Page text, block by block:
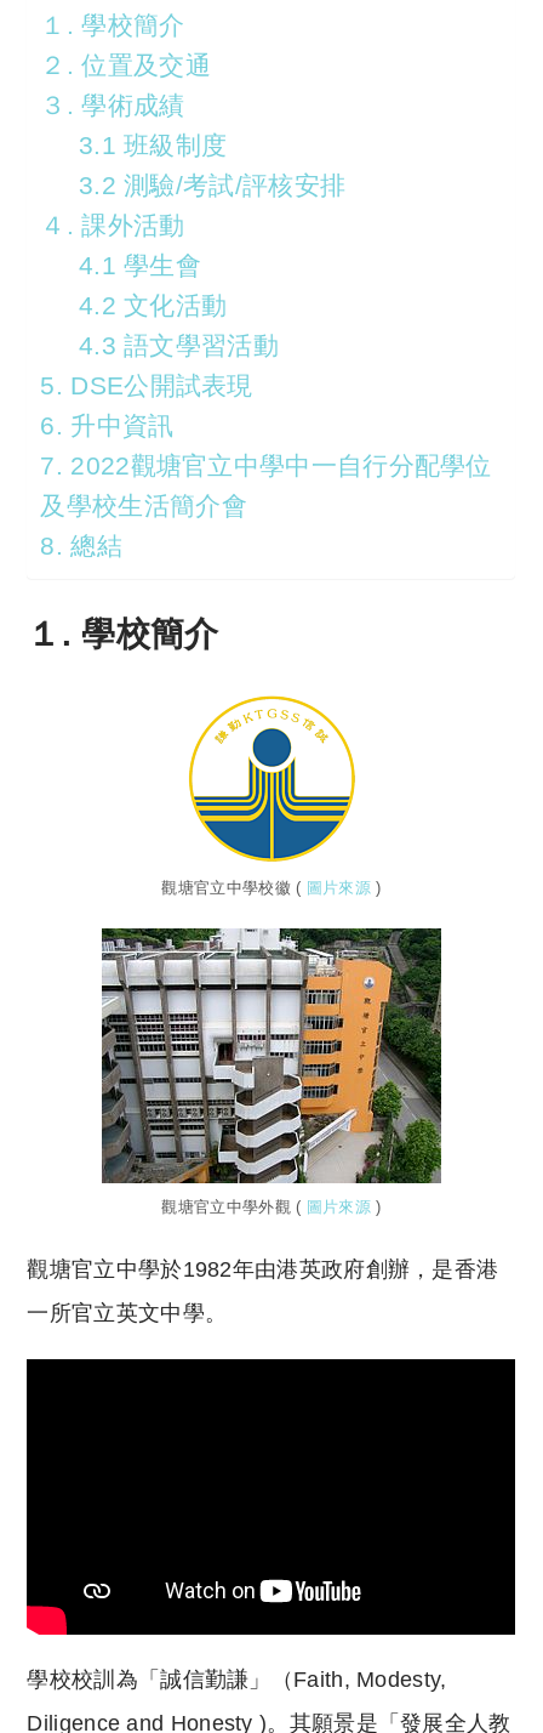
１. 學校簡介
２. 位置及交通
３. 學術成績
3.1 班級制度
3.2 測驗/考試/評核安排
４. 課外活動
4.1 學生會
4.2 文化活動
4.3 語文學習活動
5. DSE公開試表現
6. 升中資訊
7. 2022觀塘官立中學中一自行分配學位
及學校生活簡介會
8. 總結
１. 學校簡介
觀塘官立中學校徽 ( 圖片來源)
觀塘官立中學外觀 ( 圖片來源)
觀塘官立中學於1982年由港英政府創辦，是香港
一所官立英文中學。
學校校訓為「誠信勤謙」（Faith, Modesty,
Diligence and Honesty )。其願景是「發展全人教